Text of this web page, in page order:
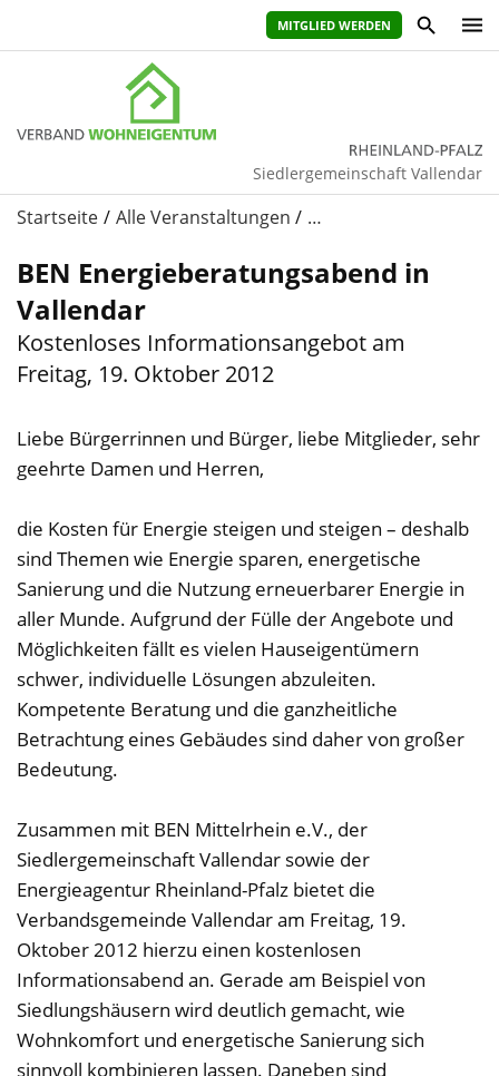
MITGLIED WERDEN
Siedlergemeinschaft Vallendar
Startseite Alle Veranstaltungen …
BEN Energieberatungsabend in
Vallendar
Kostenloses Informationsangebot am
Freitag, 19. Oktober 2012
Liebe Bürgerrinnen und Bürger, liebe Mitglieder, sehr
geehrte Damen und Herren,
die Kosten für Energie steigen und steigen – deshalb
sind Themen wie Energie sparen, energetische
Sanierung und die Nutzung erneuerbarer Energie in
aller Munde. Aufgrund der Fülle der Angebote und
Möglichkeiten fällt es vielen Hauseigentümern
schwer, individuelle Lösungen abzuleiten.
Kompetente Beratung und die ganzheitliche
Betrachtung eines Gebäudes sind daher von großer
Bedeutung.
Zusammen mit BEN Mittelrhein e.V., der
Siedlergemeinschaft Vallendar sowie der
Energieagentur Rheinland-Pfalz bietet die
Verbandsgemeinde Vallendar am Freitag, 19.
Oktober 2012 hierzu einen kostenlosen
Informationsabend an. Gerade am Beispiel von
Siedlungshäusern wird deutlich gemacht, wie
Wohnkomfort und energetische Sanierung sich
sinnvoll kombinieren lassen. Daneben sind